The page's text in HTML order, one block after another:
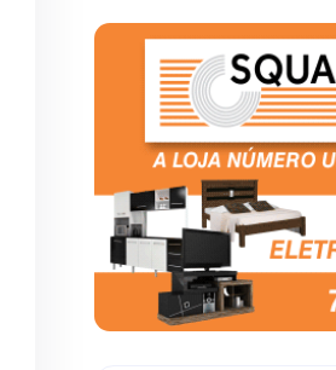
Bom Jesus da Lapa
Boquira
Botuporã
Brasil
Brumado